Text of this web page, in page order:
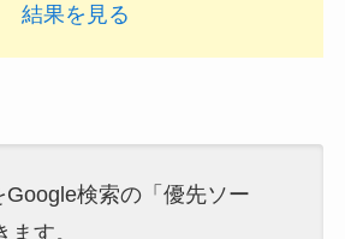
結果を見る
検索の「優先ソー
す。